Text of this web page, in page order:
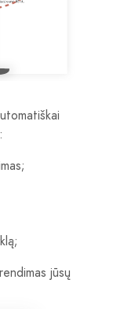
jūsų